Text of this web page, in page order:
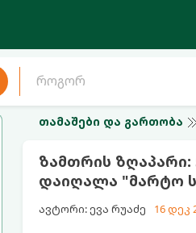
თამაშები და გართობა
ზამთრის
დაიღალა "მარტო
ავტორი: ევა რუაძე 16 დეკ